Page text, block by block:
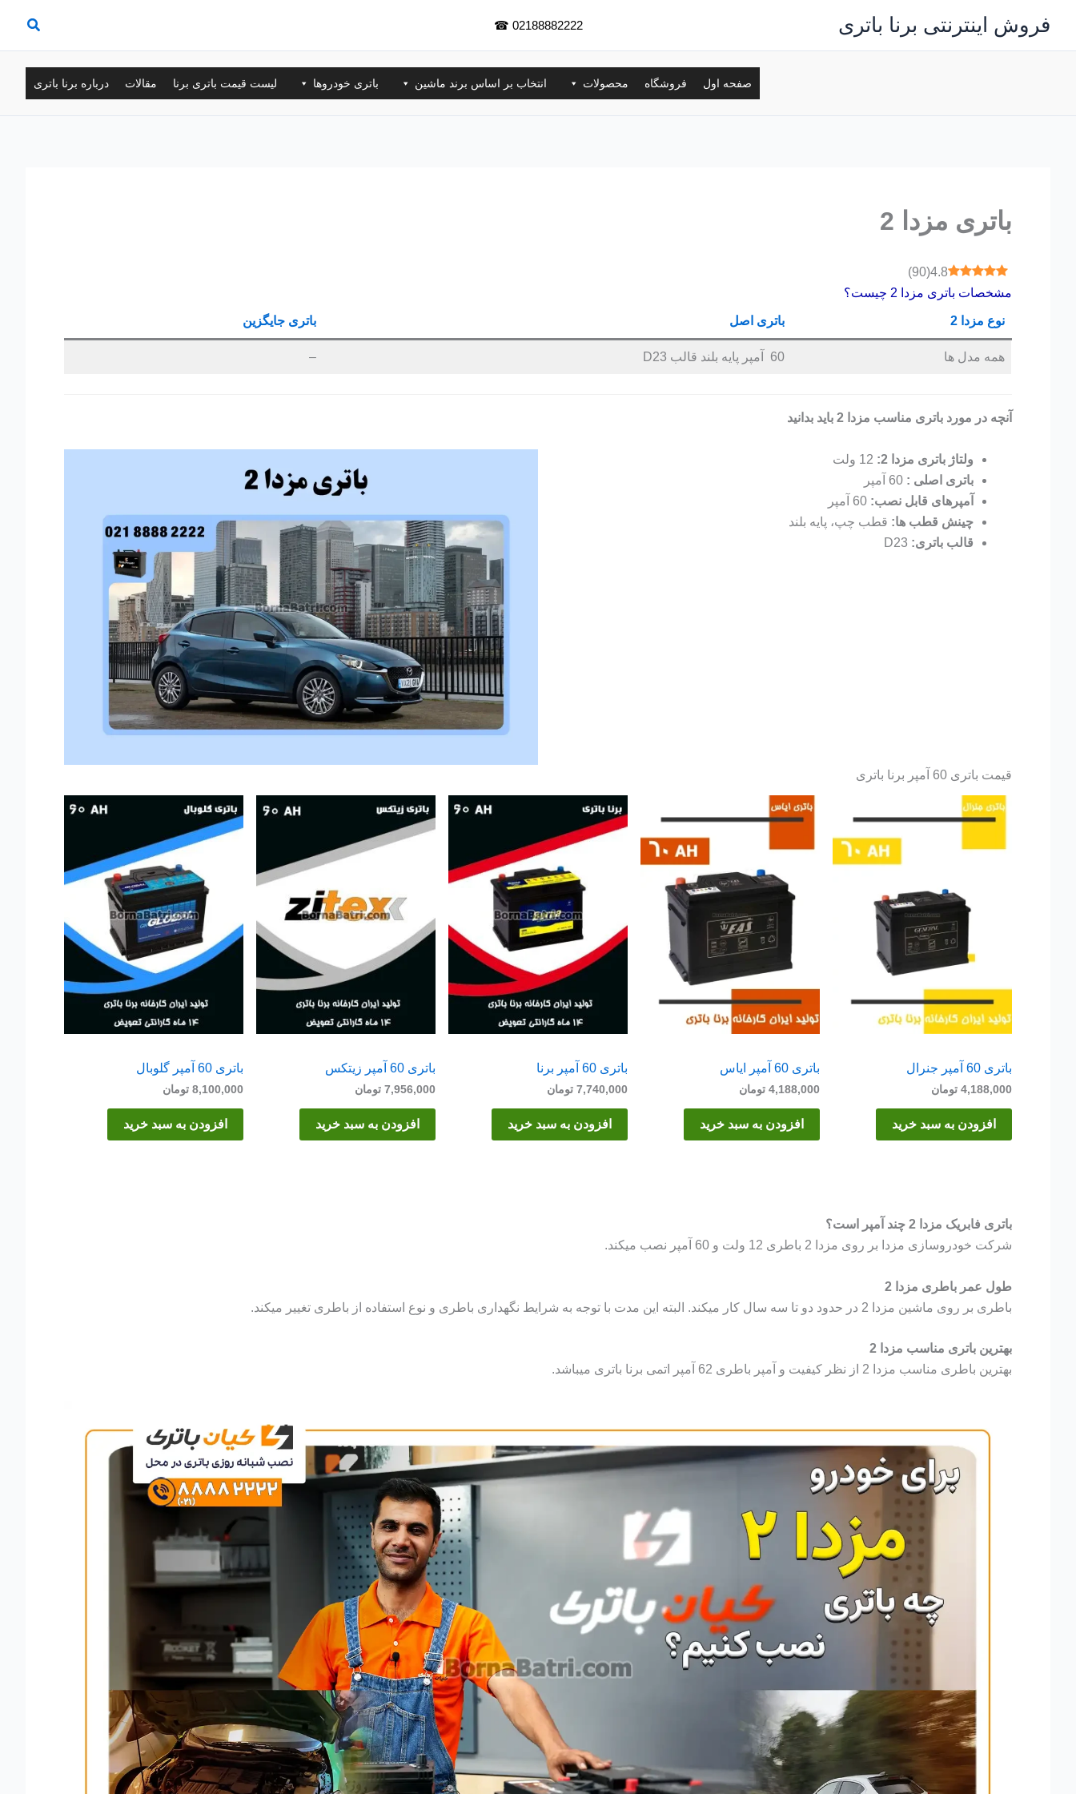
محتوا
فروش اینترنتی برنا باتری 02188882222
☎
صفحه اول فروشگاه محصولات انتخاب بر اساس برند ماشین باتری خودروها لیست قیمت باتری برنا مقالات درباره برنا باتری
باتری مزدا 2
4.8
(
90
)
مشخصات باتری مزدا 2 چیست؟
نوع مزدا 2 باتری اصل باتری جایگزین
همه مدل ها 60 آمپر پایه بلند قالب D23 –
آنچه در مورد باتری مناسب مزدا 2 باید بدانید
ولتاژ باتری مزدا 2:
باتری اصلی :
آمپرهای قابل نصب:
چینش قطب ها: قطب چپ، پایه بلند
قالب باتری:
قیمت باتری 60 آمپر برنا باتری
باتری 60 آمپر جنرال
4,188,000 تومان
افزودن به سبد خرید
باتری 60 آمپر ایاس
4,188,000 تومان
افزودن به سبد خرید
باتری 60 آمپر برنا
7,740,000 تومان
افزودن به سبد خرید
باتری 60 آمپر زیتکس
7,956,000 تومان
افزودن به سبد خرید
باتری 60 آمپر گلوبال
8,100,000 تومان
افزودن به سبد خرید
باتری فابریک مزدا 2 چند آمپر است؟
شرکت خودروسازی مزدا بر روی مزدا 2 باطری 12 ولت و 60 آمپر نصب میکند.
طول عمر باطری مزدا 2
باطری بر روی ماشین مزدا 2 در حدود دو تا سه سال کار میکند. البته این مدت با توجه به شرایط نگهداری باطری و نوع استفاده از باطری تغییر میکند.
بهترین باتری مناسب مزدا 2
بهترین باطری مناسب مزدا 2 از نظر کیفیت و آمپر باطری 62 آمپر اتمی برنا باتری میباشد.